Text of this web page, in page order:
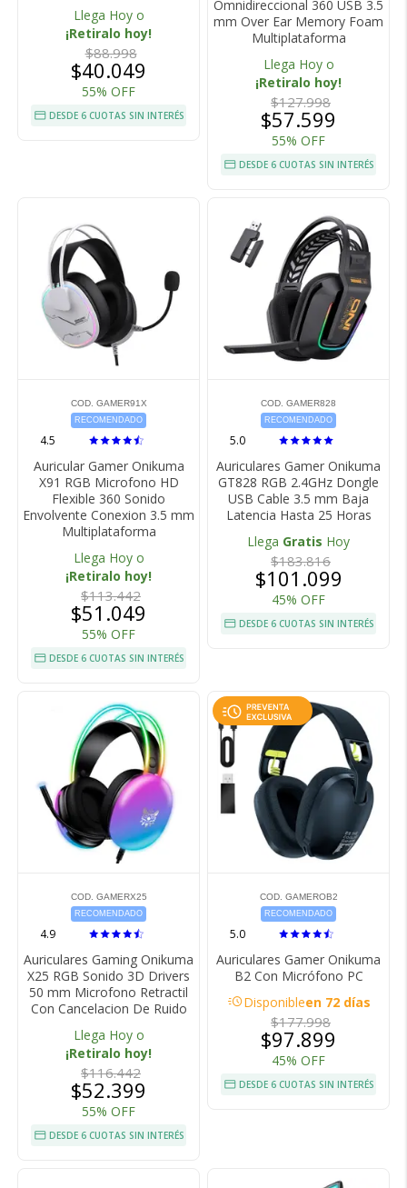
Llega Hoy o
¡Retiralo hoy!
$88.998
$40.049
55% OFF
DESDE 6 CUOTAS SIN INTERÉS
Omnidireccional 360 USB 3.5
mm Over Ear Memory Foam
Multiplataforma
Llega Hoy o
¡Retiralo hoy!
$127.998
$57.599
55% OFF
DESDE 6 CUOTAS SIN INTERÉS
COD. GAMER91X
RECOMENDADO
4.5
Auricular Gamer Onikuma
X91 RGB Microfono HD
Flexible 360 Sonido
Envolvente Conexion 3.5 mm
Multiplataforma
Llega Hoy o
¡Retiralo hoy!
$113.442
$51.049
55% OFF
DESDE 6 CUOTAS SIN INTERÉS
COD. GAMER828
RECOMENDADO
5.0
Auriculares Gamer Onikuma
GT828 RGB 2.4GHz Dongle
USB Cable 3.5 mm Baja
Latencia Hasta 25 Horas
Llega Gratis Hoy
$183.816
$101.099
45% OFF
DESDE 6 CUOTAS SIN INTERÉS
COD. GAMERX25
RECOMENDADO
4.9
Auriculares Gaming Onikuma
X25 RGB Sonido 3D Drivers
50 mm Microfono Retractil
Con Cancelacion De Ruido
Llega Hoy o
¡Retiralo hoy!
$116.442
$52.399
55% OFF
DESDE 6 CUOTAS SIN INTERÉS
COD. GAMEROB2
RECOMENDADO
5.0
Auriculares Gamer Onikuma
B2 Con Micrófono PC
acuteDisponibleen 72 días
$177.998
$97.899
45% OFF
DESDE 6 CUOTAS SIN INTERÉS